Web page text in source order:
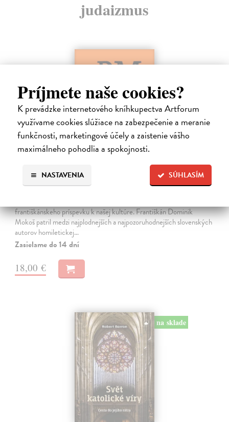
Príjmete naše cookies?
K prevádzke internetového kníhkupectva Artforum
využívame cookies slúžiace na zabezpečenie a meranie
funkčnosti, marketingové účely a zaistenie vášho
maximálneho pohodlia a spokojnosti.
SÚHLASÍM
NASTAVENIA
judaizmus
Dominik Mokoš OFM (1718-1776) a jeho
kazateľská tvorba
františkánskeho príspevku k našej kultúre. Františkán Dominik
Mokoš patril medzi najplodnejších a najpozoruhodnejších slovenských
autorov homiletickej…
Zasielame do 14 dní
18,00 €
na sklade